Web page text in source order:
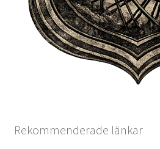
Rekommenderade länkar